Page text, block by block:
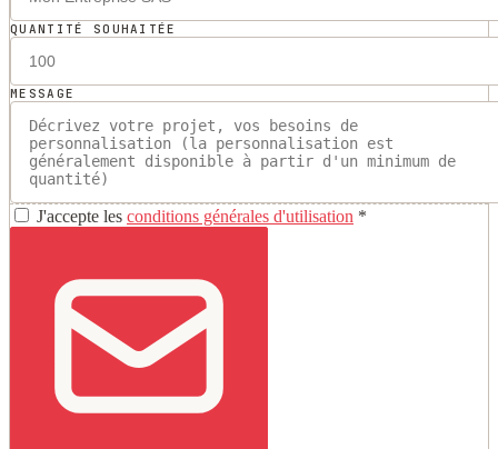
QUANTITÉ SOUHAITÉE
MESSAGE
J'accepte les conditions générales d'utilisation *